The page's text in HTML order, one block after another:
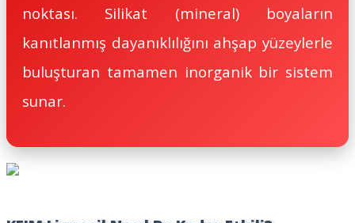
noktası. Silikat (mineral) boyaların
kanıtlanmış dayanıklılığını ahşap yüzeylerle
buluşturan tamamen inorganik bir sistem
sunar.